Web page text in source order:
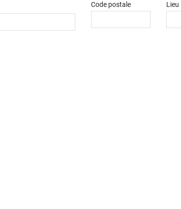
Code postale Lieu